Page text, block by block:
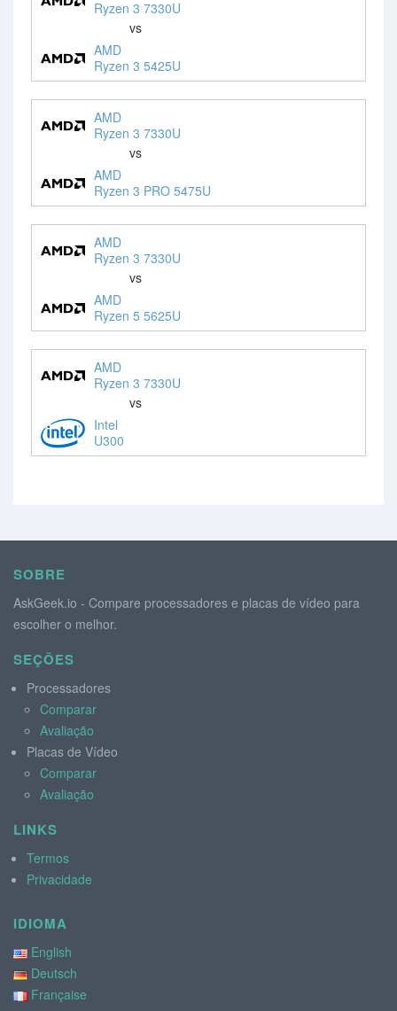
Ryzen 3 7330U
vs
AMD
Ryzen 3 5425U
AMD
Ryzen 3 7330U
vs
AMD
Ryzen 3 PRO 5475U
AMD
Ryzen 3 7330U
vs
AMD
Ryzen 5 5625U
AMD
Ryzen 3 7330U
vs
Intel
U300
SOBRE
AskGeek.io - Compare processadores e placas de vídeo para
escolher o melhor.
SEÇÕES
Processadores
Comparar
Avaliação
Placas de Vídeo
Comparar
Avaliação
LINKS
Termos
Privacidade
IDIOMA
English
Deutsch
Française